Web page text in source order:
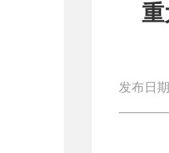
重
发布日